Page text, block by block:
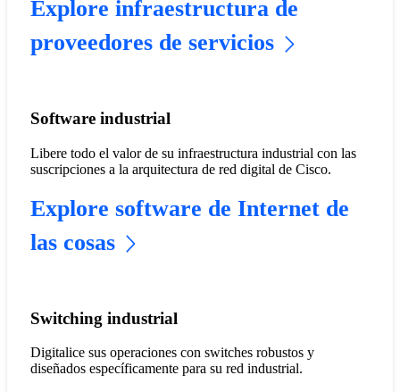
Explore infraestructura de
proveedores de servicios
Software industrial
Libere todo el valor de su infraestructura industrial con las
suscripciones a la arquitectura de red digital de Cisco.
Explore software de Internet de
las cosas
Switching industrial
Digitalice sus operaciones con switches robustos y
diseñados específicamente para su red industrial.